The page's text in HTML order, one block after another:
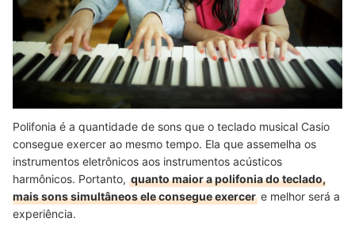
Polifonia é a quantidade de sons que o teclado musical Casio
consegue exercer ao mesmo tempo. Ela que assemelha os
instrumentos eletrônicos aos instrumentos acústicos
harmônicos. Portanto, quanto maior a polifonia do teclado,
mais sons simultâneos ele consegue exercer e melhor será a
experiência.